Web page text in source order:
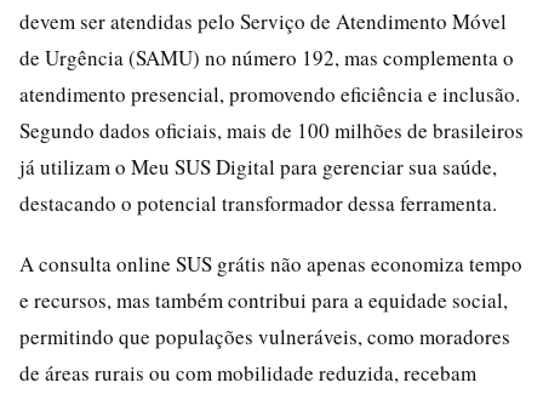
devem ser atendidas pelo Serviço de Atendimento Móvel
de Urgência (SAMU) no número 192, mas complementa o
atendimento presencial, promovendo eficiência e inclusão.
Segundo dados oficiais, mais de 100 milhões de brasileiros
já utilizam o Meu SUS Digital para gerenciar sua saúde,
destacando o potencial transformador dessa ferramenta.
A consulta online SUS grátis não apenas economiza tempo
e recursos, mas também contribui para a equidade social,
permitindo que populações vulneráveis, como moradores
de áreas rurais ou com mobilidade reduzida, recebam